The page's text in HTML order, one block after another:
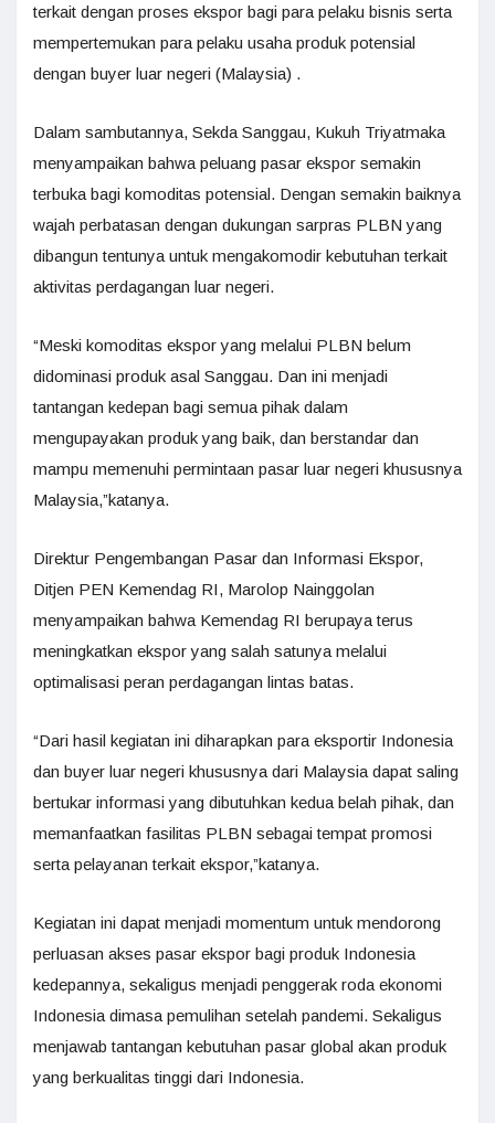
terkait dengan proses ekspor bagi para pelaku bisnis serta
mempertemukan para pelaku usaha produk potensial
dengan buyer luar negeri (Malaysia) .
Dalam sambutannya, Sekda Sanggau, Kukuh Triyatmaka
menyampaikan bahwa peluang pasar ekspor semakin
terbuka bagi komoditas potensial. Dengan semakin baiknya
wajah perbatasan dengan dukungan sarpras PLBN yang
dibangun tentunya untuk mengakomodir kebutuhan terkait
aktivitas perdagangan luar negeri.
“Meski komoditas ekspor yang melalui PLBN belum
didominasi produk asal Sanggau. Dan ini menjadi
tantangan kedepan bagi semua pihak dalam
mengupayakan produk yang baik, dan berstandar dan
mampu memenuhi permintaan pasar luar negeri khususnya
Malaysia,”katanya.
Direktur Pengembangan Pasar dan Informasi Ekspor,
Ditjen PEN Kemendag RI, Marolop Nainggolan
menyampaikan bahwa Kemendag RI berupaya terus
meningkatkan ekspor yang salah satunya melalui
optimalisasi peran perdagangan lintas batas.
“Dari hasil kegiatan ini diharapkan para eksportir Indonesia
dan buyer luar negeri khususnya dari Malaysia dapat saling
bertukar informasi yang dibutuhkan kedua belah pihak, dan
memanfaatkan fasilitas PLBN sebagai tempat promosi
serta pelayanan terkait ekspor,”katanya.
Kegiatan ini dapat menjadi momentum untuk mendorong
perluasan akses pasar ekspor bagi produk Indonesia
kedepannya, sekaligus menjadi penggerak roda ekonomi
Indonesia dimasa pemulihan setelah pandemi. Sekaligus
menjawab tantangan kebutuhan pasar global akan produk
yang berkualitas tinggi dari Indonesia.